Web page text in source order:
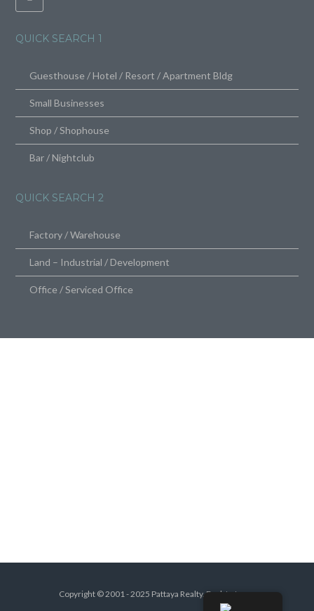
QUICK SEARCH 1
Guesthouse / Hotel / Resort / Apartment Bldg
Small Businesses
Shop / Shophouse
Bar / Nightclub
QUICK SEARCH 2
Factory / Warehouse
Land – Industrial / Development
Office / Serviced Office
Copyright © 2001 - 2025 Pattaya Realty.Back to top